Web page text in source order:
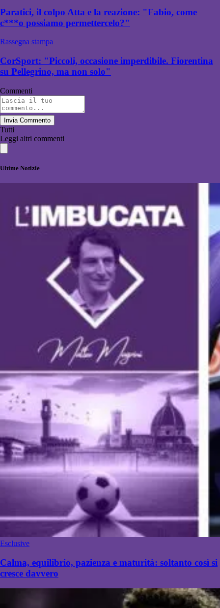
Paratici, il colpo Atta e la reazione: "Fabio, come
c***o possiamo permettercelo?"
Rassegna stampa
CorSport: "Piccoli, occasione imperdibile. Fiorentina
su Pellegrino, ma non solo"
Commenti
Invia Commento
Tutti
Leggi altri commenti
Ultime Notizie
Esclusive
Calma, equilibrio, pazienza e maturità: soltanto così si
cresce davvero